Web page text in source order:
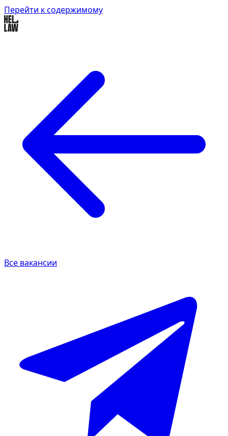
Перейти к содержимому
Все вакансии